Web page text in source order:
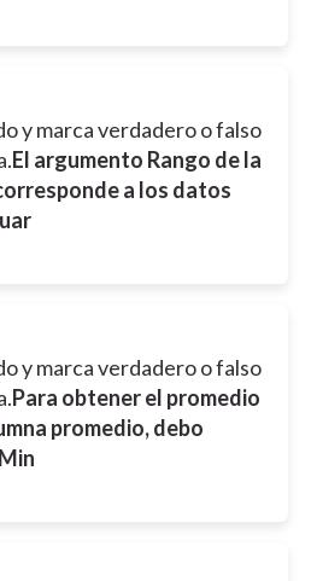
y marca verdadero o falso
El argumento Rango de la
a los datos
y marca verdadero o falso
Para obtener el promedio
promedio, debo